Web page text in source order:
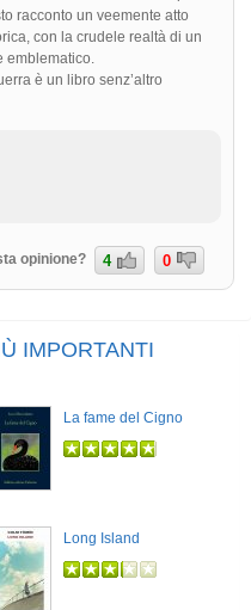
racconto un veemente atto
con la crudele realtà di un
emblematico.
è un libro senz’altro
opinione? 4 0
IMPORTANTI
La fame del Cigno
Long Island